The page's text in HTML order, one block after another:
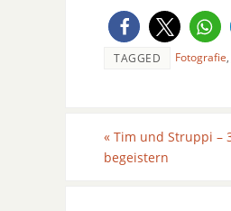
TAGGED Fotografie
« Tim und Struppi –
begeistern